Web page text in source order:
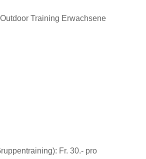
Outdoor Training Erwachsene
Fr. 30.- pro